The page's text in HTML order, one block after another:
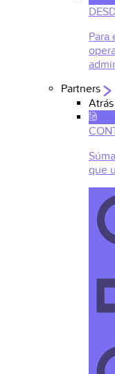
Para
Partners
Atrás
que